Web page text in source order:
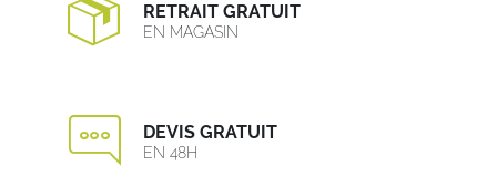
RETRAIT GRATUIT
EN MAGASIN
DEVIS GRATUIT
EN 48H